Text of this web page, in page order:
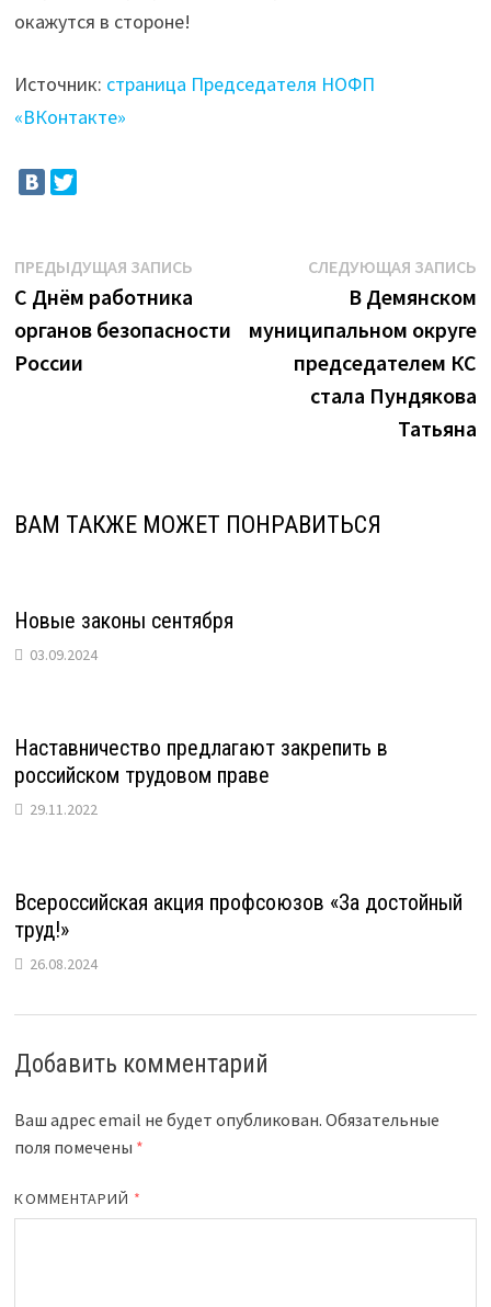
окажутся в стороне!
Источник: страница Председателя НОФП
«ВКонтакте»
Навигация
по
записям
ПРЕДЫДУЩАЯ ЗАПИСЬ
С Днём работника
органов безопасности
России
СЛЕДУЮЩАЯ ЗАПИСЬ
В Демянском
муниципальном округе
председателем КС
стала Пундякова
Татьяна
ВАМ ТАКЖЕ МОЖЕТ ПОНРАВИТЬСЯ
Новые законы сентября
03.09.2024
Наставничество предлагают закрепить в
российском трудовом праве
29.11.2022
Всероссийская акция профсоюзов «За достойный
труд!»
26.08.2024
Добавить комментарий
Ваш адрес email не будет опубликован. Обязательные
поля помечены *
КОММЕНТАРИЙ *